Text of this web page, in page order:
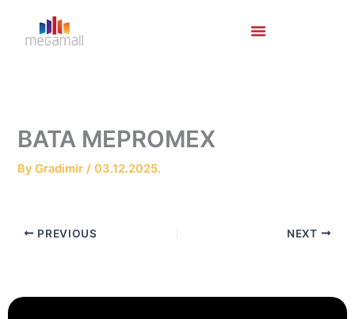
content
BATA MEPROMEX
ByGradimir/03.12.2025.
PREVIOUS NEXT